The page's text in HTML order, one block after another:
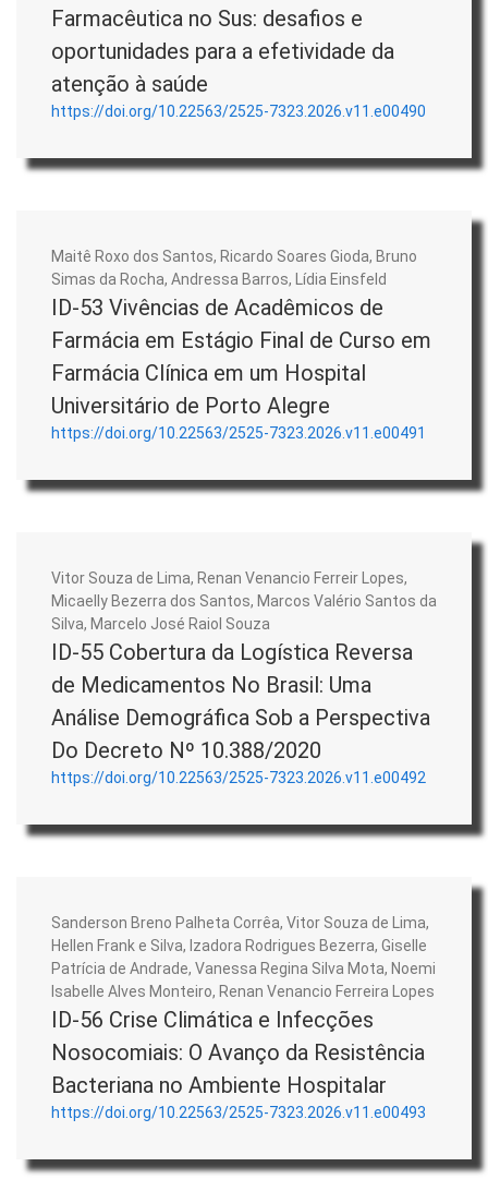
Farmacêutica no Sus: desafios e
oportunidades para a efetividade da
atenção à saúde
https://doi.org/10.22563/2525-7323.2026.v11.e00490
Maitê Roxo dos Santos, Ricardo Soares Gioda, Bruno
Simas da Rocha, Andressa Barros, Lídia Einsfeld
ID-53 Vivências de Acadêmicos de
Farmácia em Estágio Final de Curso em
Farmácia Clínica em um Hospital
Universitário de Porto Alegre
https://doi.org/10.22563/2525-7323.2026.v11.e00491
Vitor Souza de Lima, Renan Venancio Ferreir Lopes,
Micaelly Bezerra dos Santos, Marcos Valério Santos da
Silva, Marcelo José Raiol Souza
ID-55 Cobertura da Logística Reversa
de Medicamentos No Brasil: Uma
Análise Demográfica Sob a Perspectiva
Do Decreto Nº 10.388/2020
https://doi.org/10.22563/2525-7323.2026.v11.e00492
Sanderson Breno Palheta Corrêa, Vitor Souza de Lima,
Hellen Frank e Silva, Izadora Rodrigues Bezerra, Giselle
Patrícia de Andrade, Vanessa Regina Silva Mota, Noemi
Isabelle Alves Monteiro, Renan Venancio Ferreira Lopes
ID-56 Crise Climática e Infecções
Nosocomiais: O Avanço da Resistência
Bacteriana no Ambiente Hospitalar
https://doi.org/10.22563/2525-7323.2026.v11.e00493